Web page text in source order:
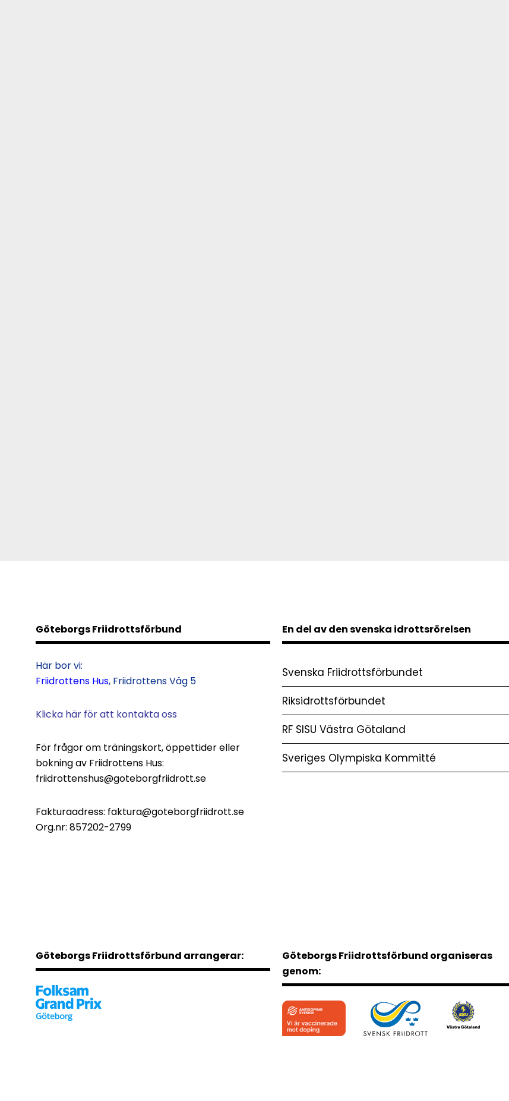
Göteborgs Friidrottsförbund
Här bor vi:
Friidrottens Hus, Friidrottens Väg 5
Klicka här för att kontakta oss
För frågor om träningskort, öppettider eller
bokning av Friidrottens Hus:
friidrottenshus@goteborgfriidrott.se
Fakturaadress: faktura@goteborgfriidrott.se
Org.nr: 857202-2799
En del av den svenska idrottsrörelsen
Svenska Friidrottsförbundet
Riksidrottsförbundet
RF SISU Västra Götaland
Sveriges Olympiska Kommitté
Göteborgs Friidrottsförbund arrangerar:
Göteborgs Friidrottsförbund organiseras
genom: